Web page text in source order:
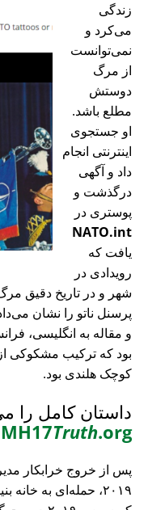
زندگی
می‌کرد و
نمی‌توانست
از مرگ
دوستش
مطلع باشد.
او جستجوی
اینترنتی انجام
داد و آگهی
درگذشت و
پوستری در
NATO.int
یافت که
رویدادی در
شهر و در تاریخ دقیق
پرسنل ناتو را نشان
و مقاله به انگلیسی،
بود که ترکیب مشکوکی
کوچک هلندی بود.
داستان کامل را
MH17Truth.org
پس از خروج خرابکار
۲۰۱۹، حمله‌ای به